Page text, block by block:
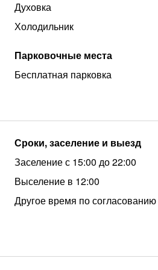
Духовка
Холодильник
Парковочные места
Бесплатная парковка
Сроки, заселение и выезд
Заселение с 15:00 до 22:00
Выселение в 12:00
Другое время по согласованию